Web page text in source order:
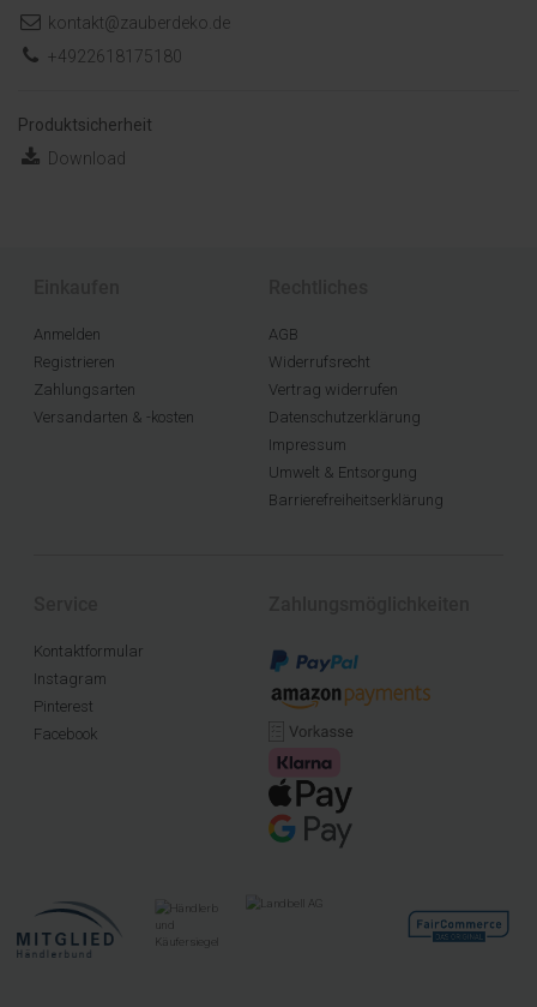
kontakt@zauberdeko.de
+4922618175180
Produktsicherheit
Download
Anmelden
Registrieren
Zahlungsarten
Versandarten & -kosten
AGB
Widerrufsrecht
Vertrag widerrufen
Datenschutzerklärung
Impressum
Umwelt & Entsorgung
Barrierefreiheitserklärung
Kontaktformular
Instagram
Pinterest
Facebook